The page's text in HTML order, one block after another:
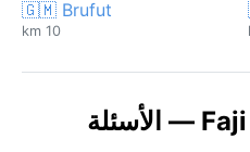
🇬🇲 Brufut
10 km
الطقس في Faji Kunda — الأسئلة